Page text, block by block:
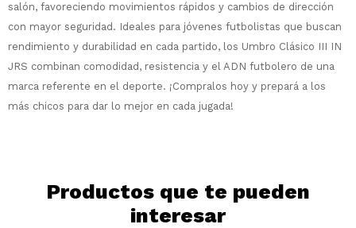
salón, favoreciendo movimientos rápidos y cambios de dirección
con mayor seguridad. Ideales para jóvenes futbolistas que buscan
rendimiento y durabilidad en cada partido, los Umbro Clásico III IN
JRS combinan comodidad, resistencia y el ADN futbolero de una
marca referente en el deporte. ¡Compralos hoy y prepará a los
más chicos para dar lo mejor en cada jugada!
Productos que te pueden
interesar
Comprá ahora y Pagá
Después, hasta en 12
cuotas y sin tocar tu
tarjeta de crédito
Verifica si estás calificado para comprar
con Pago Después:
Cédula de identidad
Continuar
Estás calificado para comprar usando Pago
Después.
¡Tenés hasta
para comprar en las cuotas
Ups!
Parece que no tenes oferta, lamentamos
el inconveniente, por cualquier duda
contactanos en
preguntas@pagodespues.com.uy
¡Algo salió mal!
Por favor intenta nuevamente mas tarde.